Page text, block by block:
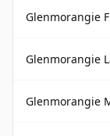
Glenmorangie
Glenmorangie
Glenmorangie